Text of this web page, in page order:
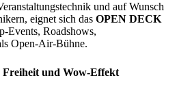
und auf Wunsch
eignet sich das OPEN DECK
Events, Roadshows,
Open-Air-Bühne.
und Wow-Effekt